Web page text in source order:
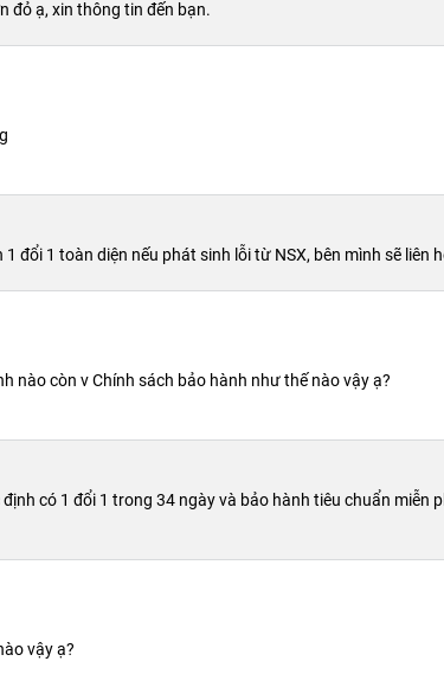
đỏ ạ, xin thông tin đến bạn.
đổi 1 toàn diện nếu phát sinh lỗi từ NSX, bên mình sẽ liên
nào còn v Chính sách bảo hành như thế nào vậy ạ?
có 1 đổi 1 trong 34 ngày và bảo hành tiêu chuẩn miễn
vậy ạ?